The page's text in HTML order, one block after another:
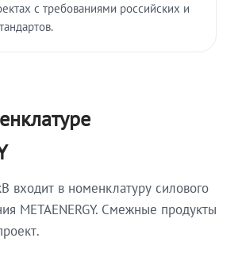
с требованиями российских и
входит в номенклатуру силового
METAENERGY. Смежные продукты